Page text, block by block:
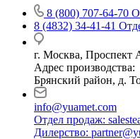
8 (800) 707-64-70
8 (4832) 34-41-41
г. Москва, Проспект
Адрес производства:
Брянский район, д.
info@yuamet.com
Отдел продаж:
Дилерство: